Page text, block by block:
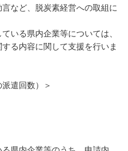
など、脱炭素経営への取組に
いる県内企業等については、
る内容に関して支援を行いま
遣回数）＞